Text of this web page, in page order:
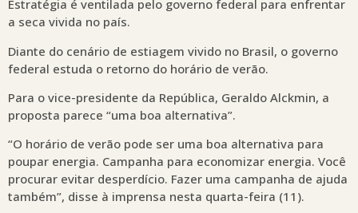
Estratégia é ventilada pelo governo federal para enfrentar
a seca vivida no país.
Diante do cenário de estiagem vivido no Brasil, o governo
federal estuda o retorno do horário de verão.
Para o vice-presidente da República, Geraldo Alckmin, a
proposta parece “uma boa alternativa”.
“O horário de verão pode ser uma boa alternativa para
poupar energia. Campanha para economizar energia. Você
procurar evitar desperdício. Fazer uma campanha de ajuda
também”, disse à imprensa nesta quarta-feira (11).